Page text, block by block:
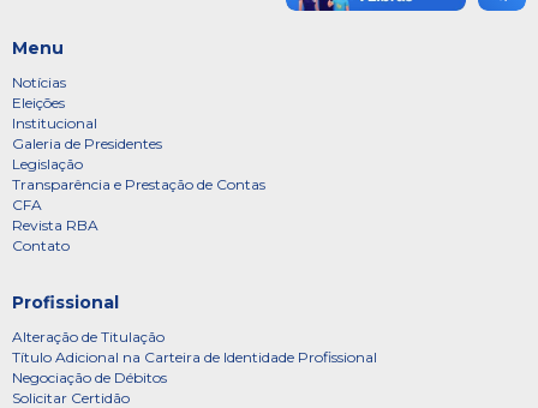
Menu
Notícias
Eleições
Institucional
Galeria de Presidentes
Legislação
Transparência e Prestação de Contas
CFA
Revista RBA
Contato
Profissional
Alteração de Titulação
Título Adicional na Carteira de Identidade Profissional
Negociação de Débitos
Solicitar Certidão